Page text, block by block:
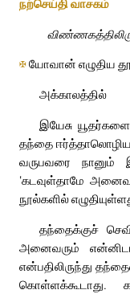
நற்செய்தி வாசகம்
✠யோவான் எழுதிய
அக்காலத்தில்
இயேசு
தந்தை
வருபவரை நானும்
‘கடவுள்தாமே
நூல்களில்
தந்தைக்குச்
அனைவரும்
என்பதிலிருந்து
கொள்ளக்கூடாது.